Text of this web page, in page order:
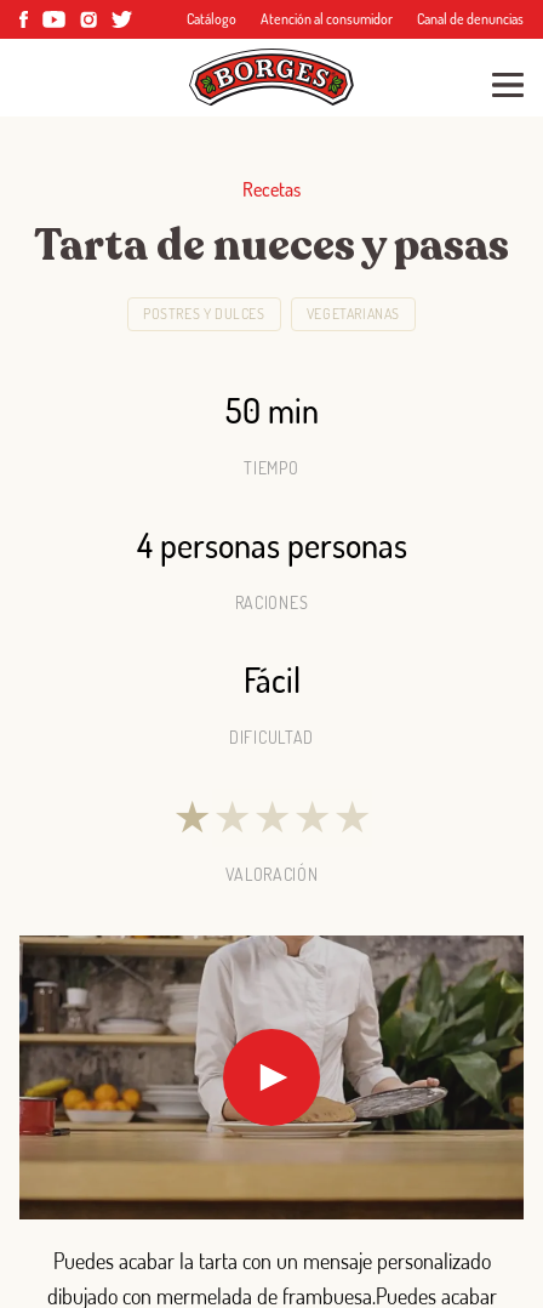
Catálogo Atención al consumidor Canal de denuncias
Recetas
Tarta de nueces y pasas
POSTRES Y DULCES VEGETARIANAS
50 min
TIEMPO
4 personas personas
RACIONES
Fácil
DIFICULTAD
★★★★★
VALORACIÓN
Puedes acabar la tarta con un mensaje personalizado
dibujado con mermelada de frambuesa.Puedes acabar